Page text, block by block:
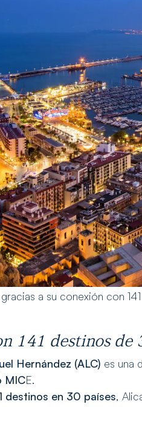
a su conexión con
141 destinos de
Hernández (ALC) es una
MICE.
destinos en 30 países,